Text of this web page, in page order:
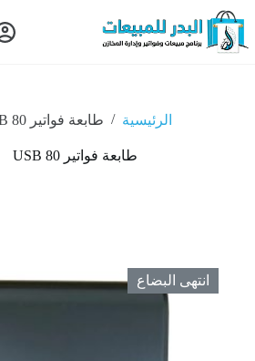
الرئيسية / طابعة فواتير USB 80
طابعة فواتير USB 80
انتهى البضاع